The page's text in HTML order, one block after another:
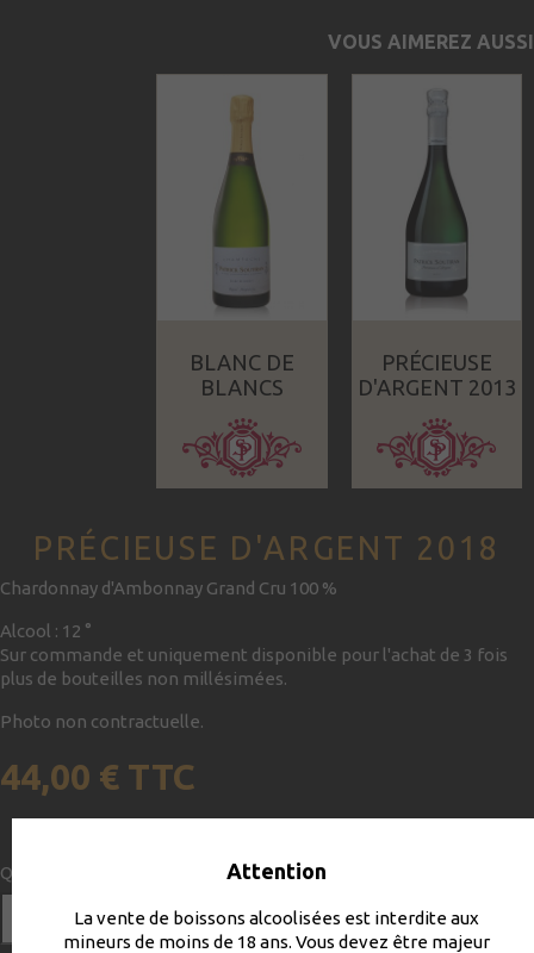
VOUS AIMEREZ AUSSI
BLANC DE
BLANCS
PRÉCIEUSE
D'ARGENT 2013
PRÉCIEUSE D'ARGENT 2018
Chardonnay d'Ambonnay Grand Cru 100 %
Alcool : 12 °
Sur commande et uniquement disponible pour l'achat de 3 fois
plus de bouteilles non millésimées.
Photo non contractuelle.
44,00 € TTC
Quantité
 AJOUTER AU PANIER
Attention
La vente de boissons alcoolisées est interdite aux
mineurs de moins de 18 ans. Vous devez être majeur